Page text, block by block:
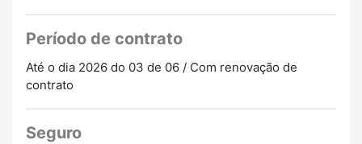
Período de contrato
Até o dia 2026 do 03 de 06 / Com renovação de
contrato
Seguro